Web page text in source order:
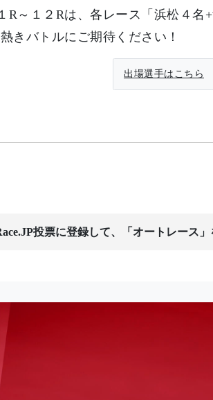
R～１２Rは、各レース「浜松４名+
きバトルにご期待ください！
出場選手はこちら
投票に登録して、「オートレース」